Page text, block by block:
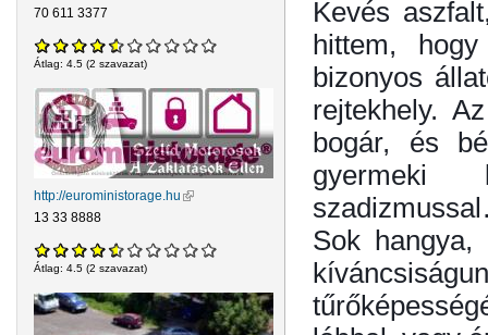
70 611 3377
Átlag: 4.5 (2 szavazat)
http://euroministorage.hu (külső hivatkozás)
13 33 8888
Átlag: 4.5 (2 szavazat)
Kevés
hittem,
bizonyos
rejtekhely.
bogár, és
gyermeki
Sok